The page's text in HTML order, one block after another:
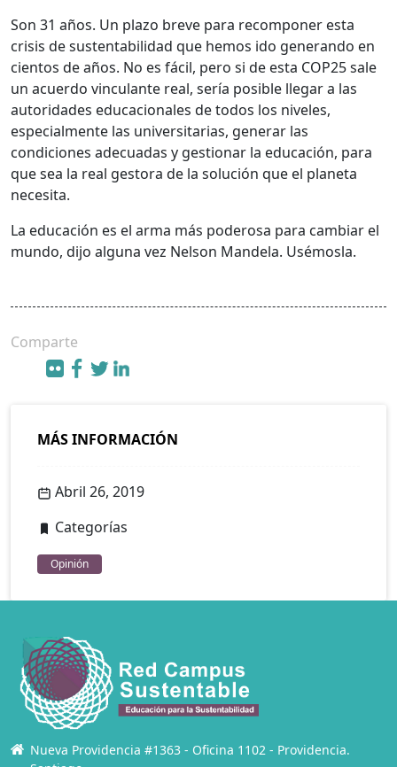
Son 31 años. Un plazo breve para recomponer esta
crisis de sustentabilidad que hemos ido generando en
cientos de años. No es fácil, pero si de esta COP25 sale
un acuerdo vinculante real, sería posible llegar a las
autoridades educacionales de todos los niveles,
especialmente las universitarias, generar las
condiciones adecuadas y gestionar la educación, para
que sea la real gestora de la solución que el planeta
necesita.
La educación es el arma más poderosa para cambiar el
mundo, dijo alguna vez Nelson Mandela. Usémosla.
Comparte
MÁS INFORMACIÓN
Abril 26, 2019
Categorías
Opinión
Nueva Providencia #1363 - Oficina 1102 - Providencia.